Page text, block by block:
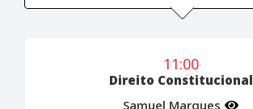
11:00
Direito Constitucional
Samuel Marques